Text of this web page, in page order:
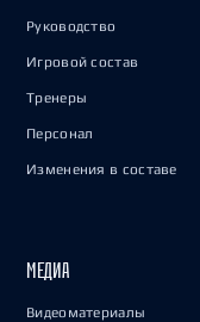
Руководство
Игровой состав
Тренеры
Персонал
Изменения в составе
МЕДИА
Видеоматериалы